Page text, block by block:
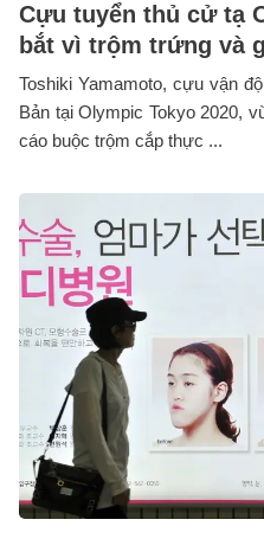
Cựu tuyển thủ cử tạ
bắt vì trộm trứng và
Toshiki Yamamoto, cựu vận
Bản tại Olympic Tokyo 2020,
cáo buộc trộm cắp thực ...